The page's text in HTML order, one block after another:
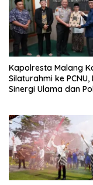
Kapolresta Malang
Silaturahmi ke
Sinergi Ulama dan